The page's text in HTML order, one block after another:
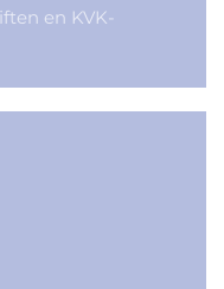
en KVK-